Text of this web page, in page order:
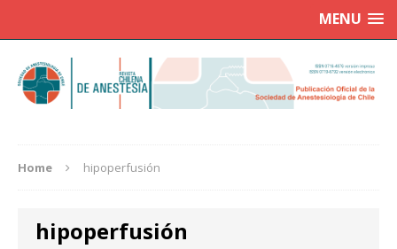
MENU
Home hipoperfusión
hipoperfusión